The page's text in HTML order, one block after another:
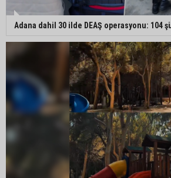
Adana dahil 30 ilde DEAŞ operasyonu: 104